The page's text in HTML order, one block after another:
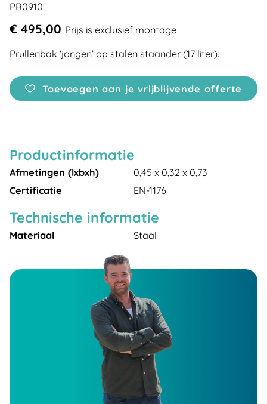
PR0910
€ 495,00 Prijs is exclusief montage
Prullenbak ‘jongen’ op stalen staander (17 liter).
Toevoegen aan je vrijblijvende offerte
Productinformatie
Afmetingen (lxbxh)
0,45 x 0,32 x 0,73
Certificatie
EN-1176
Technische informatie
Materiaal Staal